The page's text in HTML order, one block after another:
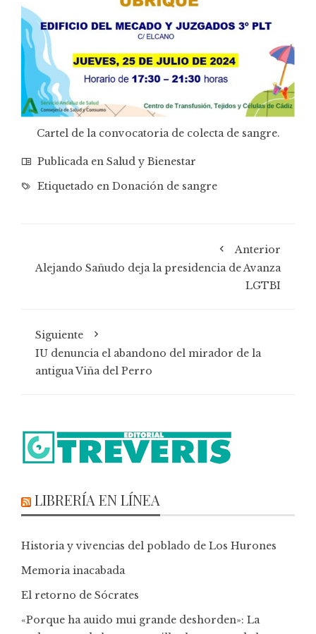
Cartel de la convocatoria de colecta de sangre.
Publicada en Salud y Bienestar
Etiquetado en Donación de sangre
Anterior
Alejando Sañudo deja la presidencia de Avanza
LGTBI
Siguiente
IU denuncia el abandono del mirador de la
antigua Viña del Perro
LIBRERÍA EN LÍNEA
Historia y vivencias del poblado de Los Hurones
Memoria inacabada
El retorno de Sócrates
«Porque ha auido mui grande deshorden»: La